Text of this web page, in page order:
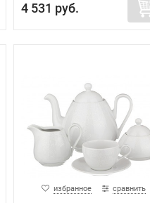
4 531 руб.
избранное сравнить